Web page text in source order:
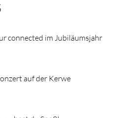
connected im Jubiläumsjahr
auf der Kerwe